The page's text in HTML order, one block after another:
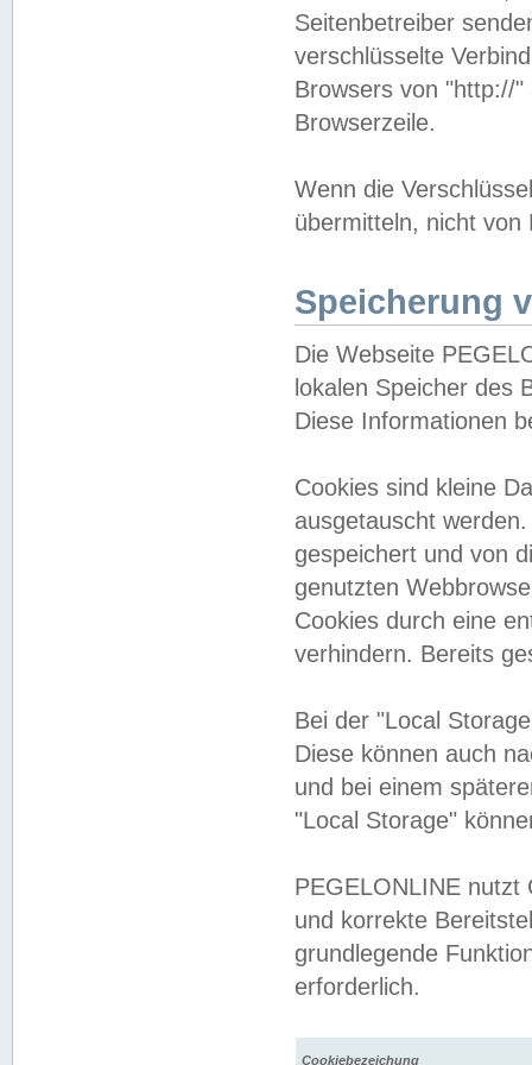
Seitenbetreiber
verschlüsselte
Browsers von "http://
Browserzeile.
Wenn die
übermitteln, nicht von
Speicherung
Die Webseite
lokalen Speicher des
Diese Informationen
Cookies sind kleine
ausgetauscht
gespeichert und von
genutzten
Cookies durch eine
verhindern. Bereits
Bei der "Local
Diese können auch
und bei einem
"Local Storage"
PEGELONLINE nutzt
und korrekte
grundlegende
erforderlich.
Cookiebezeichung